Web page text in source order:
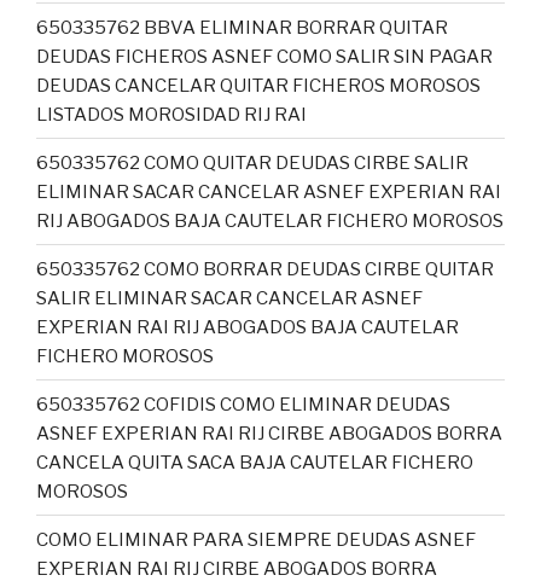
650335762 BBVA ELIMINAR BORRAR QUITAR
DEUDAS FICHEROS ASNEF COMO SALIR SIN PAGAR
DEUDAS CANCELAR QUITAR FICHEROS MOROSOS
LISTADOS MOROSIDAD RIJ RAI
650335762 COMO QUITAR DEUDAS CIRBE SALIR
ELIMINAR SACAR CANCELAR ASNEF EXPERIAN RAI
RIJ ABOGADOS BAJA CAUTELAR FICHERO MOROSOS
650335762 COMO BORRAR DEUDAS CIRBE QUITAR
SALIR ELIMINAR SACAR CANCELAR ASNEF
EXPERIAN RAI RIJ ABOGADOS BAJA CAUTELAR
FICHERO MOROSOS
650335762 COFIDIS COMO ELIMINAR DEUDAS
ASNEF EXPERIAN RAI RIJ CIRBE ABOGADOS BORRA
CANCELA QUITA SACA BAJA CAUTELAR FICHERO
MOROSOS
COMO ELIMINAR PARA SIEMPRE DEUDAS ASNEF
EXPERIAN RAI RIJ CIRBE ABOGADOS BORRA